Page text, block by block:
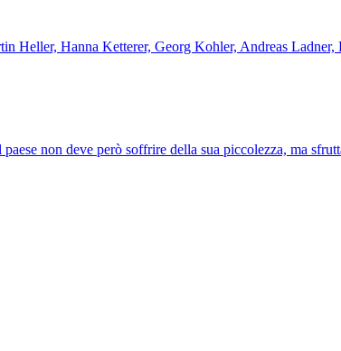
Heller, Hanna Ketterer, Georg Kohler, Andreas Ladner,
non deve però soffrire della sua piccolezza, ma